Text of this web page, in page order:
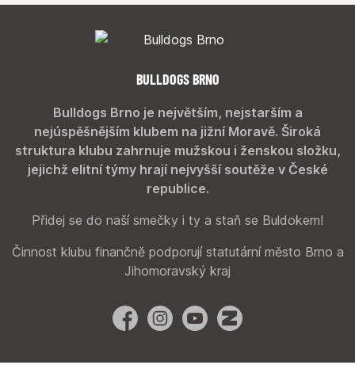
BULLDOGS BRNO
Bulldogs Brno je největším, nejstarším a
nejúspěšnějším klubem na jižní Moravě. Široká
struktura klubu zahrnuje mužskou i ženskou složku,
jejichž elitní týmy hrají nejvyšší soutěže v České
republice.
Přidej se do naší smečky i ty a staň se Buldokem!
Činnost klubu finančně podporují statutární město Brno a
Jihomoravský kraj
FacebookInstagramYouTubeZonerama